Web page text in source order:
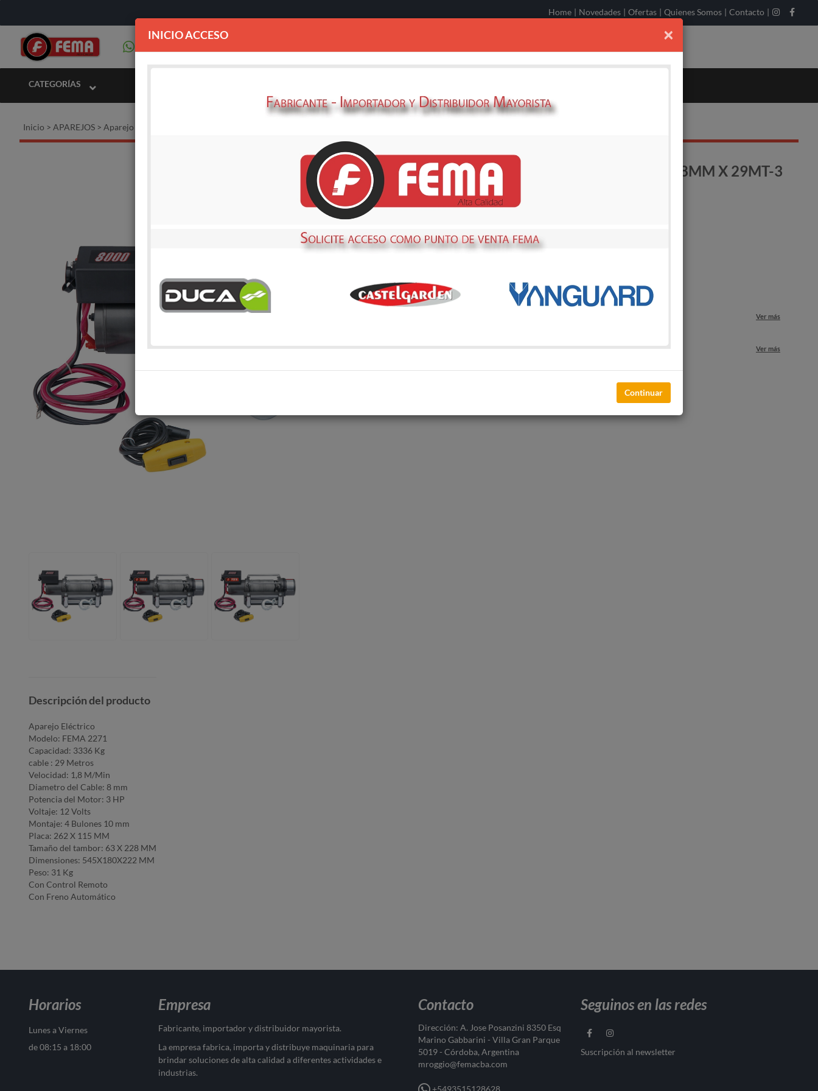
Home | Novedades | Ofertas | Quienes Somos | Contacto |
CATEGORÍAS
Inicio > APAREJOS > Aparejo eléctrico
APAREJO ELEC. 3336KG.12V-CABLE 8MM X 29MT-3
HP
69350372
Métodos de envío y retiro
Transporte Habitual
Ver más
Ver más
Descripción del producto
Aparejo Eléctrico
Modelo: FEMA 2271
Capacidad: 3336 Kg
cable : 29 Metros
Velocidad: 1,8 M/Min
Diametro del Cable: 8 mm
Potencia del Motor: 3 HP
Voltaje: 12 Volts
Montaje: 4 Bulones 10 mm
Placa: 262 X 115 MM
Tamaño del tambor: 63 X 228 MM
Dimensiones: 545X180X222 MM
Peso: 31 Kg
Con Control Remoto
Con Freno Automático
Horarios
Lunes a Viernes
de 08:15 a 18:00
Empresa
Fabricante, importador y distribuidor mayorista.
La empresa fabrica, importa y distribuye maquinaria para
brindar soluciones de alta calidad a diferentes actividades e
industrias.
Contacto
Dirección: A. Jose Posanzini 8350 Esq
Marino Gabbarini - Villa Gran Parque
5019 - Córdoba, Argentina
mroggio@femacba.com
+5493515128628
Seguinos en las redes
Suscripción al newsletter
×
INICIO ACCESO
Continuar